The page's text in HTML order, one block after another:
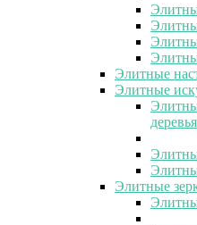
Элитные
Элитные
деревья
Элитные